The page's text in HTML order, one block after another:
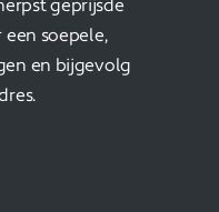
geprijsde
soepele,
en bijgevolg